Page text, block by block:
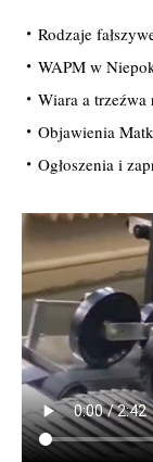
Rodzaje
WAPM w
Wiara a trzeźwa
Objawienia
Ogłoszenia i